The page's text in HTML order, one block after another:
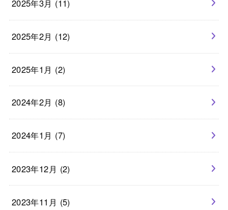
2025年3月 (11)
2025年2月 (12)
2025年1月 (2)
2024年2月 (8)
2024年1月 (7)
2023年12月 (2)
2023年11月 (5)